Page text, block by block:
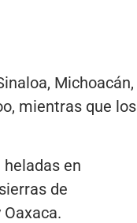
Michoacán,
mientras que los
en
de